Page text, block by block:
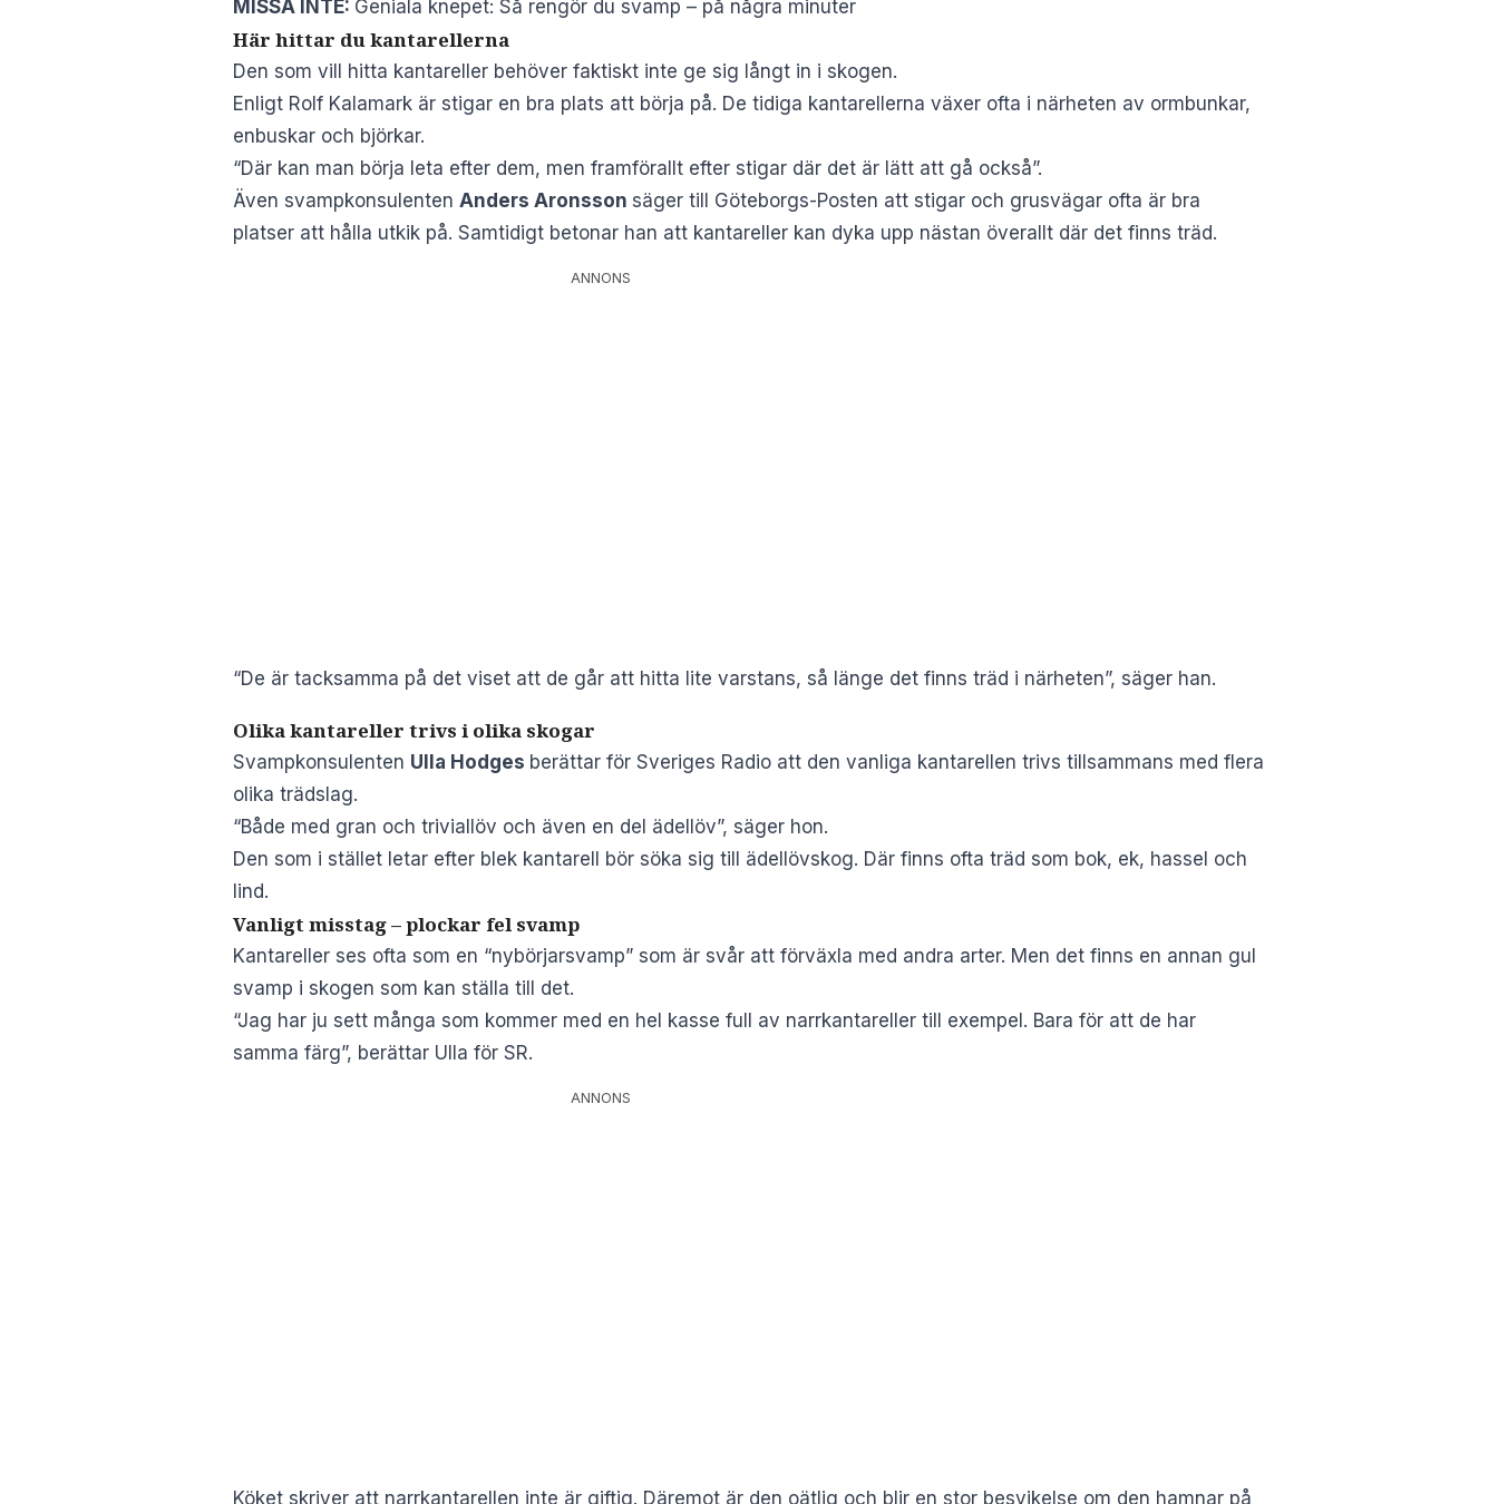
MISSA INTE: Geniala knepet: Så rengör du svamp – på några minuter
Här hittar du kantarellerna
Den som vill hitta kantareller behöver faktiskt inte ge sig långt in i skogen.
Enligt Rolf Kalamark är stigar en bra plats att börja på. De tidiga kantarellerna växer ofta i närheten av ormbunkar,
enbuskar och björkar.
“Där kan man börja leta efter dem, men framförallt efter stigar där det är lätt att gå också”.
Även svampkonsulenten Anders Aronsson säger till Göteborgs-Posten att stigar och grusvägar ofta är bra
platser att hålla utkik på. Samtidigt betonar han att kantareller kan dyka upp nästan överallt där det finns träd.
ANNONS
“De är tacksamma på det viset att de går att hitta lite varstans, så länge det finns träd i närheten”, säger han.
Olika kantareller trivs i olika skogar
Svampkonsulenten Ulla Hodges berättar för Sveriges Radio att den vanliga kantarellen trivs tillsammans med flera
olika trädslag.
“Både med gran och triviallöv och även en del ädellöv”, säger hon.
Den som i stället letar efter blek kantarell bör söka sig till ädellövskog. Där finns ofta träd som bok, ek, hassel och
lind.
Vanligt misstag – plockar fel svamp
Kantareller ses ofta som en “nybörjarsvamp” som är svår att förväxla med andra arter. Men det finns en annan gul
svamp i skogen som kan ställa till det.
“Jag har ju sett många som kommer med en hel kasse full av narrkantareller till exempel. Bara för att de har
samma färg”, berättar Ulla för SR.
ANNONS
Köket skriver att narrkantarellen inte är giftig. Däremot är den oätlig och blir en stor besvikelse om den hamnar på